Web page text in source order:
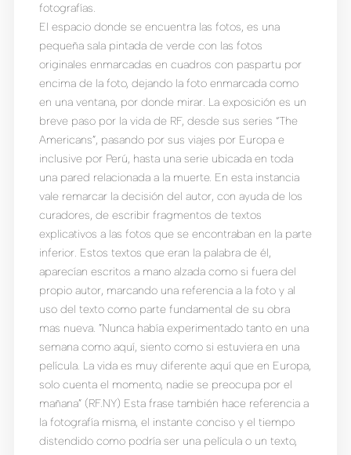
fotografías.
El espacio donde se encuentra las fotos, es una
pequeña sala pintada de verde con las fotos
originales enmarcadas en cuadros con paspartu por
encima de la foto, dejando la foto enmarcada como
en una ventana, por donde mirar. La exposición es un
breve paso por la vida de RF, desde sus series “The
Americans”, pasando por sus viajes por Europa e
inclusive por Perú, hasta una serie ubicada en toda
una pared relacionada a la muerte. En esta instancia
vale remarcar la decisión del autor, con ayuda de los
curadores, de escribir fragmentos de textos
explicativos a las fotos que se encontraban en la parte
inferior. Estos textos que eran la palabra de él,
aparecían escritos a mano alzada como si fuera del
propio autor, marcando una referencia a la foto y al
uso del texto como parte fundamental de su obra
mas nueva. ”Nunca había experimentado tanto en una
semana como aquí, siento como si estuviera en una
película. La vida es muy diferente aquí que en Europa,
solo cuenta el momento, nadie se preocupa por el
mañana” (RF.NY) Esta frase también hace referencia a
la fotografía misma, el instante conciso y el tiempo
distendido como podría ser una película o un texto,